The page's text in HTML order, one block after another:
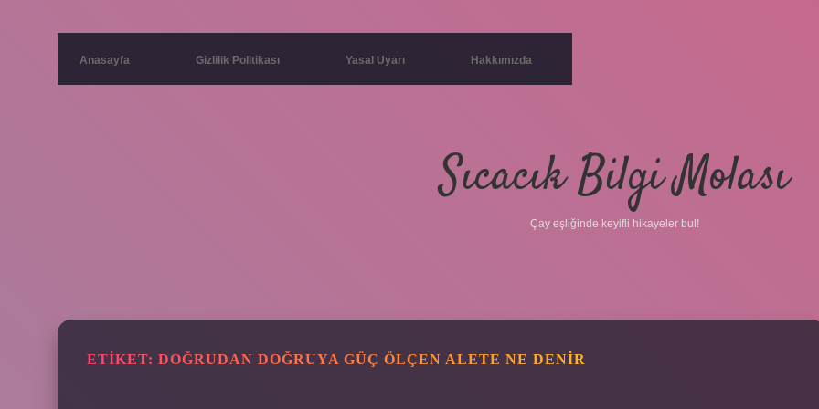
Anasayfa Gizlilik Politikası Yasal Uyarı Hakkımızda
Sıcacık Bilgi Molası
Çay eşliğinde keyifli hikayeler bul!
ETIKET: DOĞRUDAN DOĞRUYA GÜÇ ÖLÇEN ALETE NE DENIR